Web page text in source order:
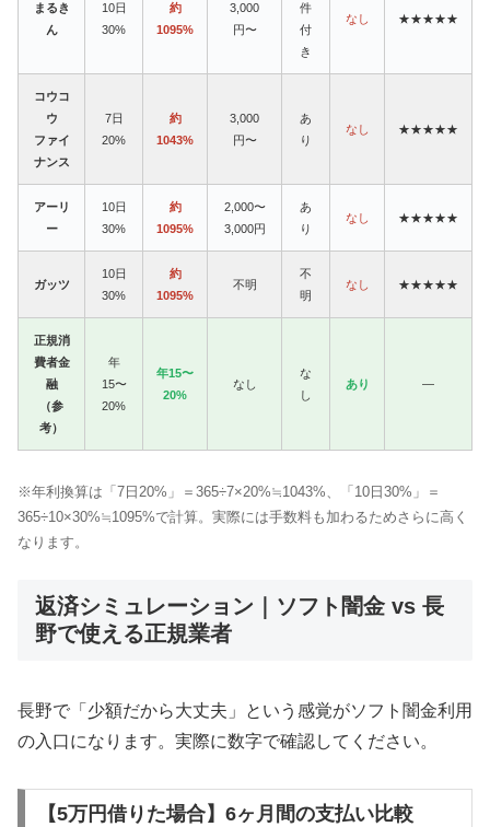
まるき
ん
10日
30%
約
1095%
3,000
円〜
件
付
き
なし ★★★★★
コウコ
ウ
ファイ
ナンス
7日
20%
約
1043%
3,000
円〜
あ
り
なし ★★★★★
アーリ
ー
10日
30%
約
1095%
2,000〜
3,000円
あ
り
なし ★★★★★
ガッツ
10日
30%
約
1095%
不明
不
明
なし ★★★★★
正規消
費者金
融
（参
考）
年
15〜
20%
年15〜
20%
なし
な
し
あり —
※年利換算は「7日20%」＝365÷7×20%≒1043%、「10日30%」＝
365÷10×30%≒1095%で計算。実際には手数料も加わるためさらに高く
なります。
返済シミュレーション｜ソフト闇金 vs 長
野で使える正規業者
長野で「少額だから大丈夫」という感覚がソフト闇金利用
の入口になります。実際に数字で確認してください。
【5万円借りた場合】6ヶ月間の支払い比較